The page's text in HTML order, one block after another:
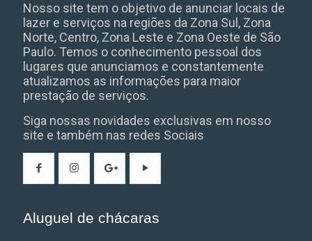
Nosso site tem o objetivo de anunciar locais de
lazer e serviços na regiões da Zona Sul, Zona
Norte, Centro, Zona Leste e Zona Oeste de São
Paulo. Temos o conhecimento pessoal dos
lugares que anunciamos e constantemente
atualizamos as informações para maior
prestação de serviços.
Siga nossas novidades exclusivas em nosso
site e também nas redes Sociais
Aluguel de chácaras